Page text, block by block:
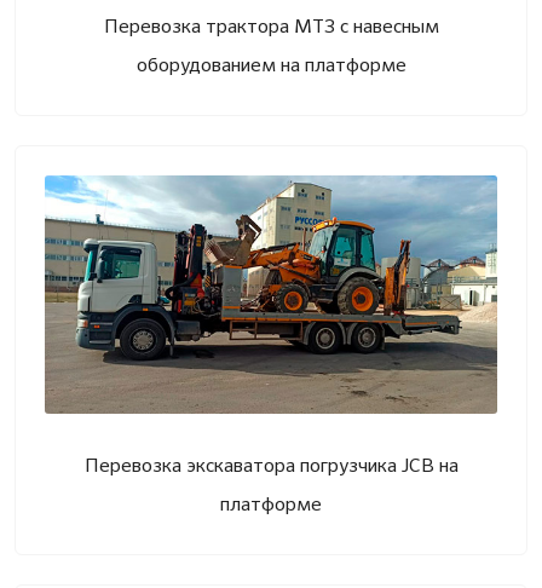
Перевозка трактора МТЗ с навесным
оборудованием на платформе
Перевозка экскаватора погрузчика JCB на
платформе